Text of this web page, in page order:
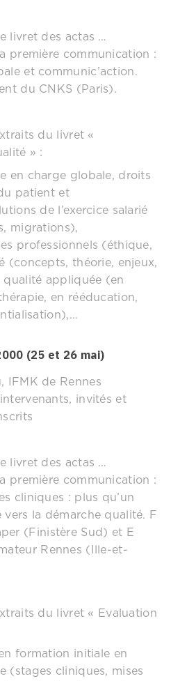
livret des actas …
première communication :
et communic’action.
du CNKS (Paris).
du livret «
» :
en charge globale, droits
patient et
de l’exercice salarié
migrations),
professionnels (éthique,
(concepts, théorie, enjeux,
appliquée (en
en rééducation,
(25 et 26 mai)
IFMK de Rennes
invités et
livret des actas …
première communication :
cliniques : plus qu’un
la démarche qualité. F
(Finistère Sud) et E
Rennes (Ille-et-
du livret « Evaluation
formation initiale en
(stages cliniques, mises